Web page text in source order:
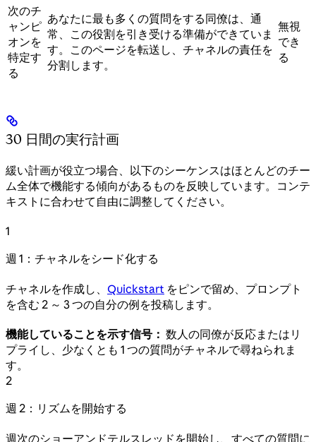
次のチ
ャンピ
オンを
特定す
る
あなたに最も多くの質問をする同僚は、通
常、この役割を引き受ける準備ができていま
す。このページを転送し、チャネルの責任を
分割します。
無視
でき
る
30 日間の実行計画
緩い計画が役立つ場合、以下のシーケンスはほとんどのチー
ム全体で機能する傾向があるものを反映しています。コンテ
キストに合わせて自由に調整してください。
1
週 1：チャネルをシード化する
チャネルを作成し、 Quickstart をピンで留め、プロンプト
を含む 2 ～ 3 つの自分の例を投稿します。
機能していることを示す信号： 数人の同僚が反応またはリ
プライし、少なくとも 1 つの質問がチャネルで尋ねられま
す。
2
週 2：リズムを開始する
週次のショーアンドテルスレッドを開始し、すべての質問に